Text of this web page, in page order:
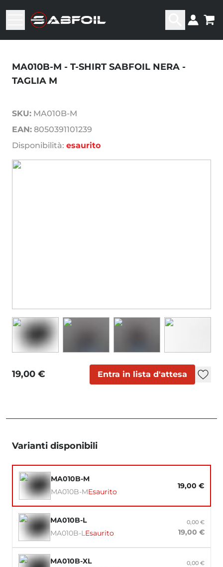
MA010B-M - T-SHIRT SABFOIL NERA -
TAGLIA M
SKU: MA010B-M
EAN: 8050391101239
Disponibilità: esaurito
19,00 € Entra in lista d'attesa
Varianti disponibili
MA010B-M
MA010B-MEsaurito
19,00 €
MA010B-L
MA010B-L Esaurito
0,00 €
19,00 €
MA010B-XL
0,00 €